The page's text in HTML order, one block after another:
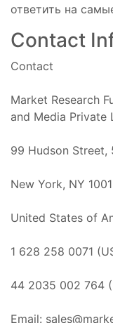
ответить на
Contact
Contact
Market Research
and Media Private
99 Hudson Street,
New York, NY
United States of
1 628 258 0071
44 2035 002 764
Email: